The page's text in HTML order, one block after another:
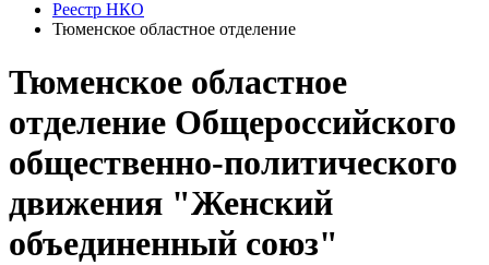
Реестр НКО
Тюменское областное отделение
Тюменское областное
отделение Общероссийского
общественно-политического
движения "Женский
объединенный союз"